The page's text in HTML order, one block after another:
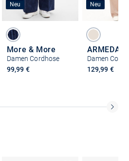
Neu
More & More
Damen Cordhose
99,99 €
Neu
129,99 €